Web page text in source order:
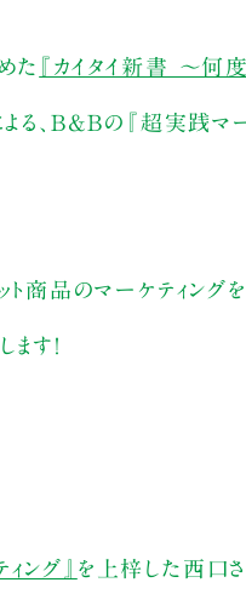
た 『カイタイ新書 ～何
る、B&Bの『超実践マ
商品のマーケティング
す！
グ』 を上梓した西口